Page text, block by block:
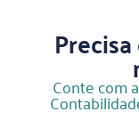
Conte com